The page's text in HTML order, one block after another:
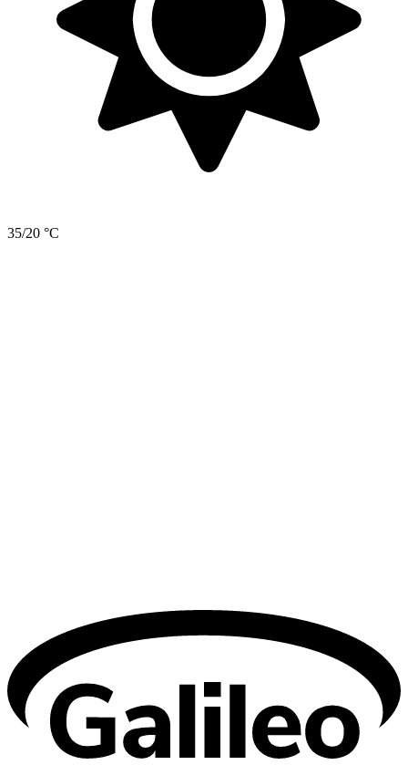
35/20 °C